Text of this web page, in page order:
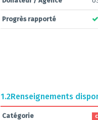
Progrès rapporté
1.2Renseignements
Catégorie C